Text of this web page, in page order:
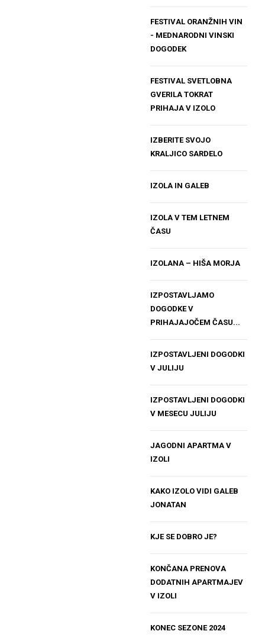
FESTIVAL ORANŽNIH VIN
- MEDNARODNI VINSKI
DOGODEK
FESTIVAL SVETLOBNA
GVERILA TOKRAT
PRIHAJA V IZOLO
IZBERITE SVOJO
KRALJICO SARDELO
IZOLA IN GALEB
IZOLA V TEM LETNEM
ČASU
IZOLANA – HIŠA MORJA
IZPOSTAVLJAMO
DOGODKE V
PRIHAJAJOČEM ČASU...
IZPOSTAVLJENI DOGODKI
V JULIJU
IZPOSTAVLJENI DOGODKI
V MESECU JULIJU
JAGODNI APARTMA V
IZOLI
KAKO IZOLO VIDI GALEB
JONATAN
KJE SE DOBRO JE?
KONČANA PRENOVA
DODATNIH APARTMAJEV
V IZOLI
KONEC SEZONE 2024